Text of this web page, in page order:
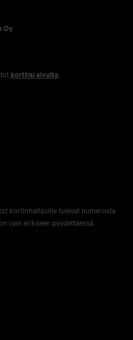
Oy
korttisi sivulta.
kortinhaltijoille tulevat numerosta
vain erikseen pyydettäessä.